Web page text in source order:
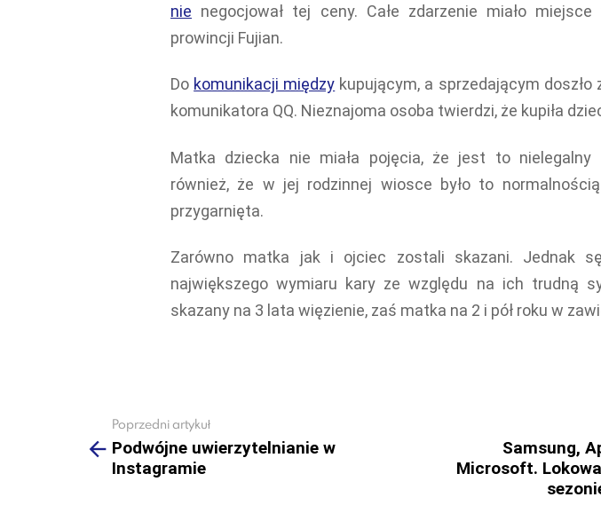
nie negocjował tej ceny. Całe zdarzenie miało
prowincji Fujian.
Do komunikacji między kupującym, a sprzedającym
komunikatora QQ. Nieznajoma osoba twierdzi, że kupiła
Matka dziecka nie miała pojęcia, że jest to nielegalny
również, że w jej rodzinnej wiosce było to
przygarnięta.
Zarówno matka jak i ojciec zostali skazani. Jednak
największego wymiaru kary ze względu na ich trudną
skazany na 3 lata więzienie, zaś matka na 2 i pół roku w
more
Poprzedni artykuł
Podwójne uwierzytelnianie w
Instagramie
Samsung,
Microsoft.